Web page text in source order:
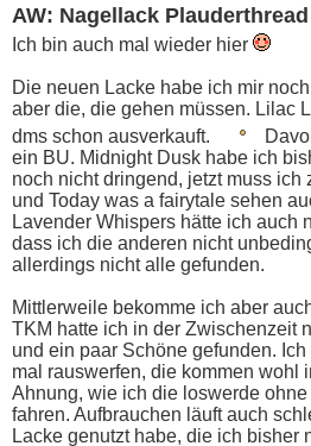
AW: Nagellack Plauderthread
Ich bin auch mal wieder hier
Die neuen Lacke habe ich mir
aber die, die gehen müssen. Lilac
dms schon ausverkauft.
ein BU. Midnight Dusk habe ich
noch nicht dringend, jetzt muss ich
und Today was a fairytale sehen
Lavender Whispers hätte ich auch
dass ich die anderen nicht
allerdings nicht alle gefunden.
Mittlerweile bekomme ich aber
TKM hatte ich in der Zwischenzeit
und ein paar Schöne gefunden.
mal rauswerfen, die kommen wohl
Ahnung, wie ich die loswerde ohne
fahren. Aufbrauchen läuft auch
Lacke genutzt habe, die ich bisher